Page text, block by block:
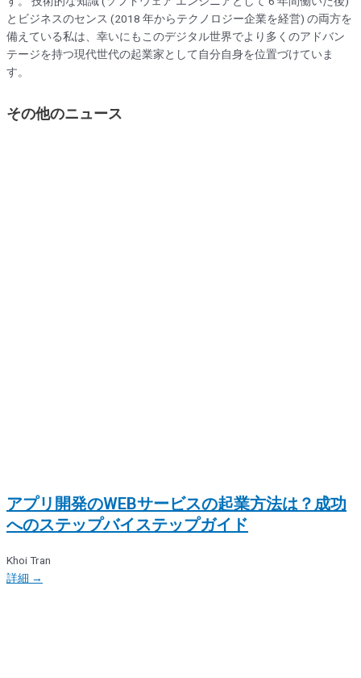
とビジネスのセンス (2018 年からテクノロジー企業を経営) の両方を
備えている私は、幸いにもこのデジタル世界でより多くのアドバン
テージを持つ現代世代の起業家として自分自身を位置づけていま
す。
その他のニュース
アプリ開発のWEBサービスの起業方法は？成功
へのステップバイステップガイド
Khoi Tran
詳細 →